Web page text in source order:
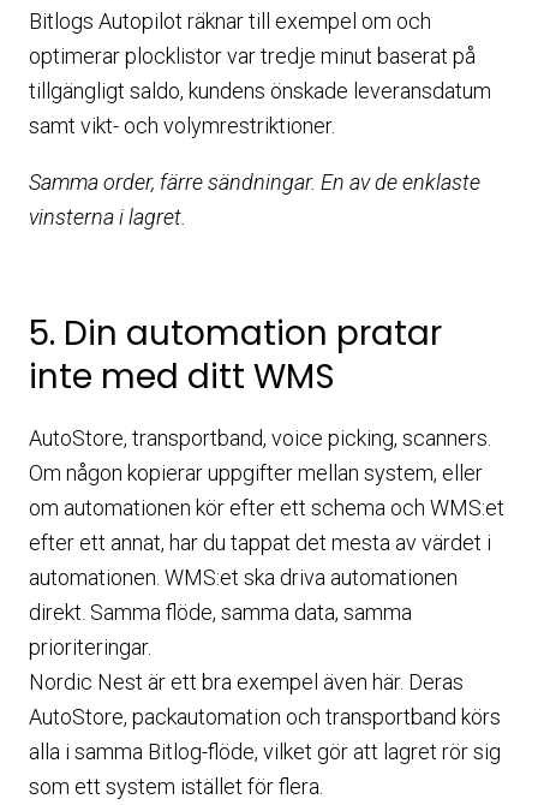
Bitlogs Autopilot räknar till exempel om och
optimerar plocklistor var tredje minut baserat på
tillgängligt saldo, kundens önskade leveransdatum
samt vikt- och volymrestriktioner.
Samma order, färre sändningar. En av de enklaste
vinsterna i lagret.
5. Din automation pratar
inte med ditt WMS
AutoStore, transportband, voice picking, scanners.
Om någon kopierar uppgifter mellan system, eller
om automationen kör efter ett schema och WMS:et
efter ett annat, har du tappat det mesta av värdet i
automationen. WMS:et ska driva automationen
direkt. Samma flöde, samma data, samma
prioriteringar.
Nordic Nest är ett bra exempel även här. Deras
AutoStore, packautomation och transportband körs
alla i samma Bitlog-flöde, vilket gör att lagret rör sig
som ett system istället för flera.